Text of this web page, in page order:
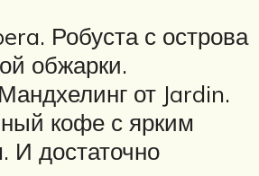
Робуста с острова
обжарки.
от Jardin.
кофе с ярким
И достаточно